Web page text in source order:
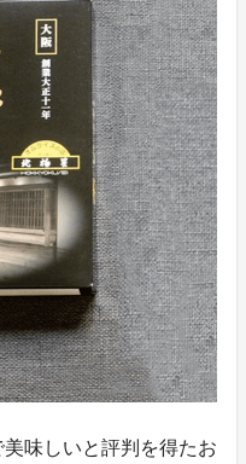
味しいと評判を得たお